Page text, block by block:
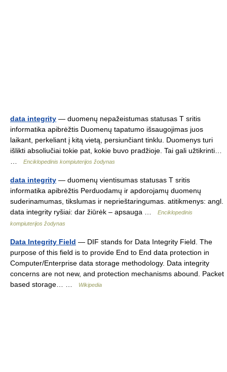
data integrity — duomenų nepažeistumas statusas T sritis
informatika apibrėžtis Duomenų tapatumo išsaugojimas juos
laikant, perkeliant į kitą vietą, persiunčiant tinklu. Duomenys turi
išlikti absoliučiai tokie pat, kokie buvo pradžioje. Tai gali užtikrinti…
Enciklopedinis kompiuterijos žodynas
data integrity — duomenų vientisumas statusas T sritis
informatika apibrėžtis Perduodamų ir apdorojamų duomenų
suderinamumas, tikslumas ir neprieštaringumas. atitikmenys: angl.
data integrity ryšiai: dar žiūrėk – apsauga …
Enciklopedinis
kompiuterijos žodynas
Data Integrity Field — DIF stands for Data Integrity Field. The
purpose of this field is to provide End to End data protection in
Computer/Enterprise data storage methodology. Data integrity
concerns are not new, and protection mechanisms abound. Packet
based storage… …
Wikipedia